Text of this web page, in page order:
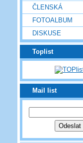
ČLENSKÁ
FOTOALBUM
DISKUSE
Toplist
Mail list